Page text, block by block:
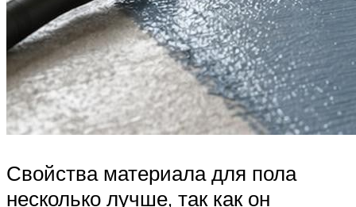
Свойства материала для пола
несколько лучше, так как он